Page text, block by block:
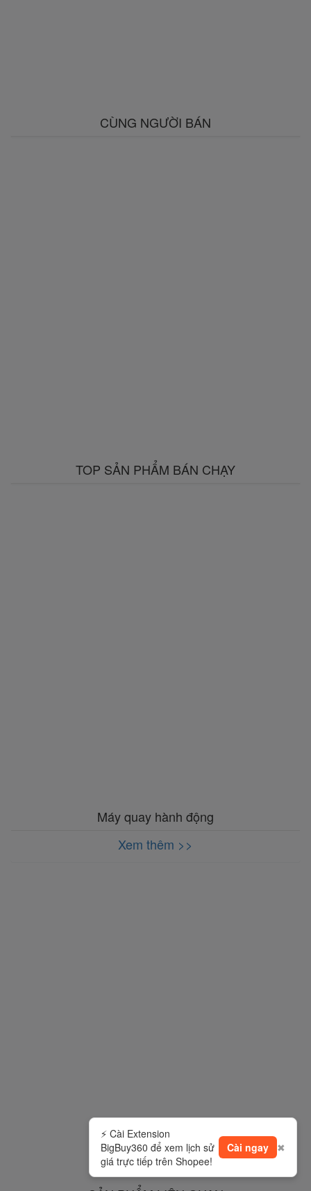
CÙNG NGƯỜI BÁN
TOP SẢN PHẨM BÁN CHẠY
Máy quay hành động
Xem thêm >>
⚡ Cài Extension
BigBuy360 để xem lịch sử
giá trực tiếp trên Shopee!
Cài ngay ✖